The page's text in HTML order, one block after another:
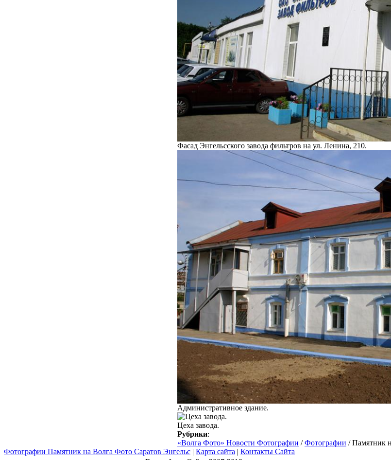
Фасад Энгельсского завода фильтров на ул. Ленина, 210.
Административное здание.
Цеха завода.
Рубрики:
«Волга Фото» Новости Фотографии /Фотографии / Памятник
Фотографии Памятник на Волга Фото Саратов Энгельс | Карта сайта | Контакты Сайта